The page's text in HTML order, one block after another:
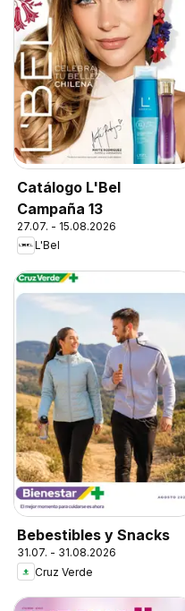
Catálogo L'Bel
Campaña 13
27.07. - 15.08.2026
L'Bel
Bebestibles y Snacks
31.07. - 31.08.2026
Cruz Verde